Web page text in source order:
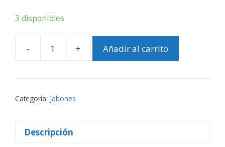
3 disponibles
-
Jabón
Alepo
+ Añadir al carrito
Categoría: Jabones
Descripción